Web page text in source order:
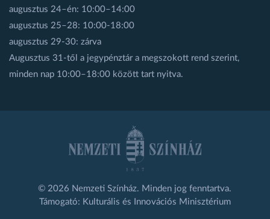
augusztus 24–én: 10:00–14:00
augusztus 25–28: 10:00-18:00
augusztus 29-30: zárva
Augusztus 31-től a jegypénztár a megszokott rend szerint,
minden nap 10:00–18:00 között tart nyitva.
© 2026 Nemzeti Színház. Minden jog fenntartva.
Támogató: Kulturális és Innovációs Minisztérium